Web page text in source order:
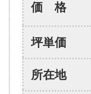
価 格
坪単価
所在地